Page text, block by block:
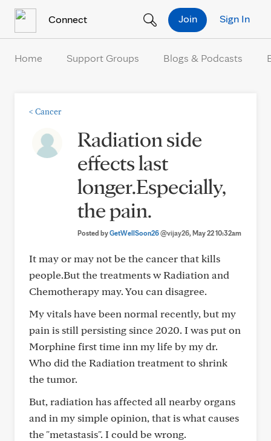
Connect Sign In
Join
Home Support Groups Blogs & Podcasts
< Cancer
Radiation side
effects last
longer.Especially,
the pain.
Posted byGetWellSoon26@vijay26, May 22 10:32am
It may or may not be the cancer that kills
people.But the treatments w Radiation and
Chemotherapy may. You can disagree.
My vitals have been normal recently, but my
pain is still persisting since 2020. I was put on
Morphine first time inn my life by my dr.
Who did the Radiation treatment to shrink
the tumor.
But, radiation has affected all nearby organs
and in my simple opinion, that is what causes
the "metastasis". I could be wrong.